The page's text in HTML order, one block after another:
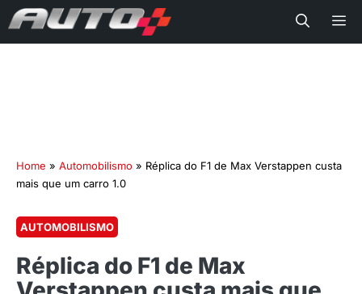
Home » Automobilismo » Réplica do F1 de Max Verstappen custa
mais que um carro 1.0
AUTOMOBILISMO
Réplica do F1 de Max